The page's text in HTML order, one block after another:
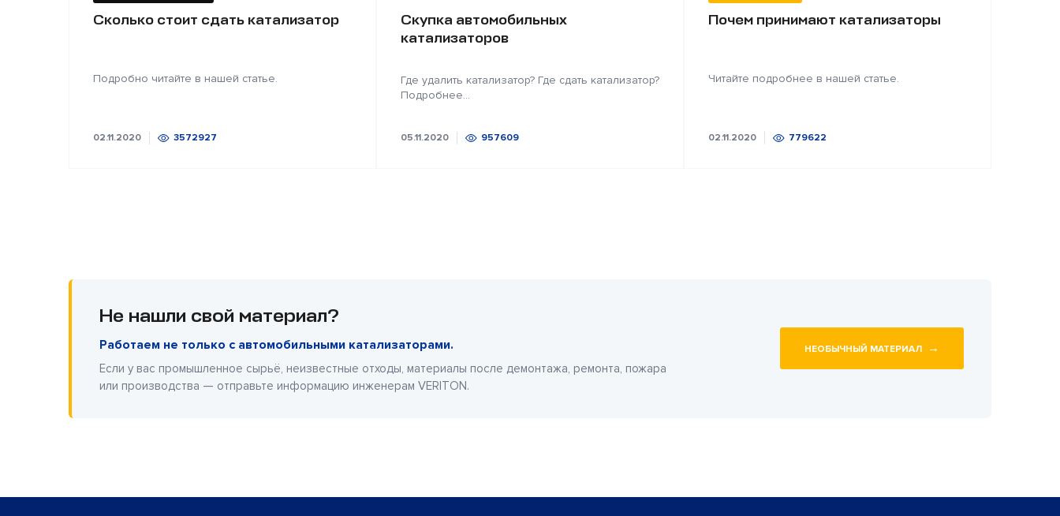
Сколько стоит сдать катализатор
Подробно читайте в нашей статье.
02.11.2020 3572927
Скупка автомобильных
катализаторов
Где удалить катализатор? Где сдать катализатор?
Подробнее...
05.11.2020 957609
Почем принимают катализаторы
Читайте подробнее в нашей статье.
02.11.2020 779622
Не нашли свой материал?
Работаем не только с автомобильными катализаторами.
Если у вас промышленное сырьё, неизвестные отходы, материалы после демонтажа, ремонта, пожара
или производства — отправьте информацию инженерам VERITON.
НЕОБЫЧНЫЙ МАТЕРИАЛ →